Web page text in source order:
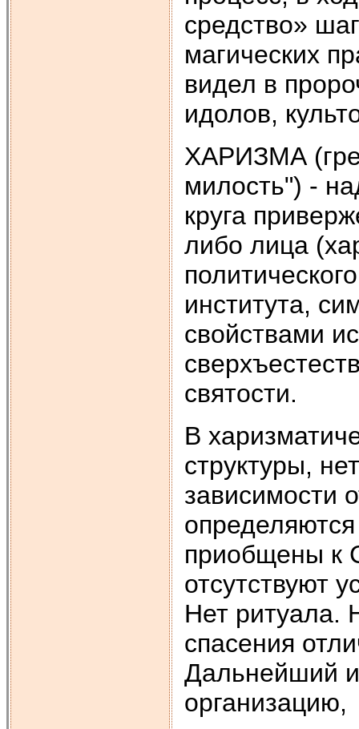
средство»
магических
видел в
идолов,
ХАРИЗМА
милость") -
круга
либо лица
института,
свойствами
святости.
В
структуры,
зависимости
приобщены к
отсутствуют
Нет ритуала.
спасения
Дальнейший
организацию,